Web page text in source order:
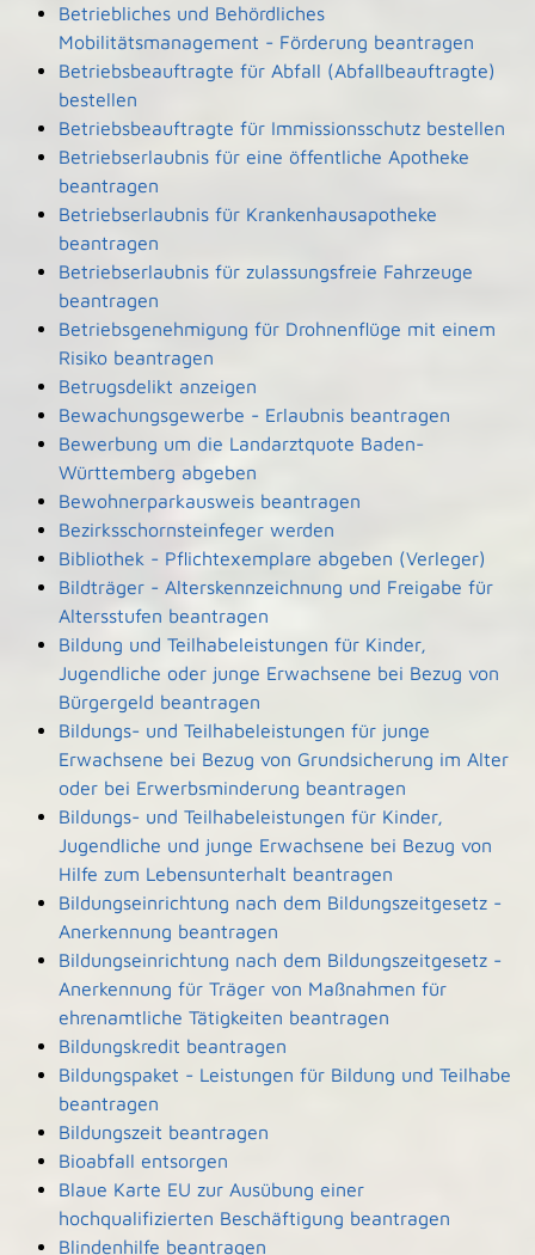
Betriebliches und Behördliches
Mobilitätsmanagement - Förderung beantragen
Betriebsbeauftragte für Abfall (Abfallbeauftragte)
bestellen
Betriebsbeauftragte für Immissionsschutz bestellen
Betriebserlaubnis für eine öffentliche Apotheke
beantragen
Betriebserlaubnis für Krankenhausapotheke
beantragen
Betriebserlaubnis für zulassungsfreie Fahrzeuge
beantragen
Betriebsgenehmigung für Drohnenflüge mit einem
Risiko beantragen
Betrugsdelikt anzeigen
Bewachungsgewerbe - Erlaubnis beantragen
Bewerbung um die Landarztquote Baden-
Württemberg abgeben
Bewohnerparkausweis beantragen
Bezirksschornsteinfeger werden
Bibliothek - Pflichtexemplare abgeben (Verleger)
Bildträger - Alterskennzeichnung und Freigabe für
Altersstufen beantragen
Bildung und Teilhabeleistungen für Kinder,
Jugendliche oder junge Erwachsene bei Bezug von
Bürgergeld beantragen
Bildungs- und Teilhabeleistungen für junge
Erwachsene bei Bezug von Grundsicherung im Alter
oder bei Erwerbsminderung beantragen
Bildungs- und Teilhabeleistungen für Kinder,
Jugendliche und junge Erwachsene bei Bezug von
Hilfe zum Lebensunterhalt beantragen
Bildungseinrichtung nach dem Bildungszeitgesetz -
Anerkennung beantragen
Bildungseinrichtung nach dem Bildungszeitgesetz -
Anerkennung für Träger von Maßnahmen für
ehrenamtliche Tätigkeiten beantragen
Bildungskredit beantragen
Bildungspaket - Leistungen für Bildung und Teilhabe
beantragen
Bildungszeit beantragen
Bioabfall entsorgen
Blaue Karte EU zur Ausübung einer
hochqualifizierten Beschäftigung beantragen
Blindenhilfe beantragen